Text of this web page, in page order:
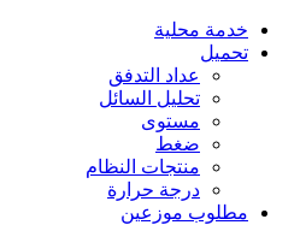
خدمة محلية
تحميل
عداد التدفق
تحليل السائل
مستوى
ضغط
منتجات النظام
درجة حرارة
مطلوب موزعين